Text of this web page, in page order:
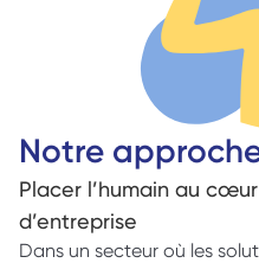
Notre
Placer l’humain au
d’entreprise
Dans un secteur où les